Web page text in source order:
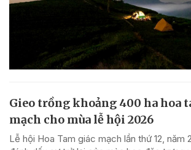
Gieo trồng khoảng 400 ha hoa
mạch cho mùa lễ hội 2026
Lễ hội Hoa Tam giác mạch lần thứ 12, năm